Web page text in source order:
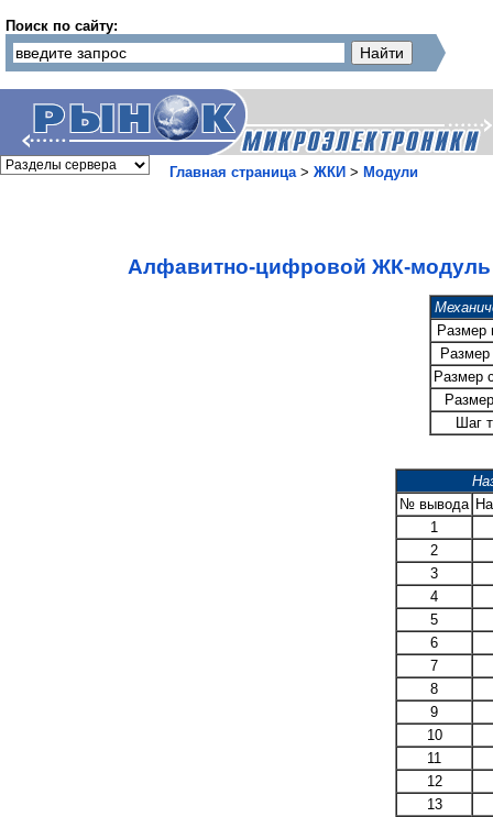
Поиск по сайту:
Главная страница> ЖКИ > Модули
Алфавитно-цифровой ЖК-
Размер
Размер
Размер
Шаг
№ вывода
1
2
3
4
5
6
7
8
9
10
11
12
13